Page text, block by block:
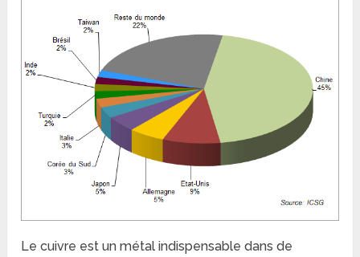
Le cuivre est un métal indispensable dans de